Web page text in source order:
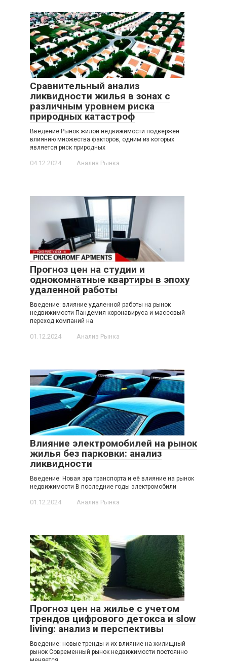
Сравнительный анализ
ликвидности жилья в зонах с
различным уровнем риска
природных катастроф
Введение Рынок жилой недвижимости подвержен
влиянию множества факторов, одним из которых
является риск природных
04.12.2024 Анализ Рынка
Прогноз цен на студии и
однокомнатные квартиры в эпоху
удаленной работы
Введение: влияние удаленной работы на рынок
недвижимости Пандемия коронавируса и массовый
переход компаний на
01.12.2024 Анализ Рынка
Влияние электромобилей на рынок
жилья без парковки: анализ
ликвидности
Введение: Новая эра транспорта и её влияние на рынок
недвижимости В последние годы электромобили
01.12.2024 Анализ Рынка
Прогноз цен на жилье с учетом
трендов цифрового детокса и slow
living: анализ и перспективы
Введение: новые тренды и их влияние на жилищный
рынок Современный рынок недвижимости постоянно